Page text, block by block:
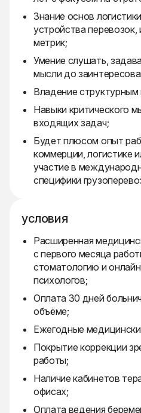
Знание основ
устройства
метрик;
Умение слушать,
мысли до
Владение
Навыки критического
входящих задач;
Будет плюсом опыт
коммерции, логистике
участие в
специфики
условия
Расширенная
с первого месяца
стоматологию и
психологов;
Оплата 30 дней
объёме;
Ежегодные
Покрытие коррекции
работы;
Наличие кабинетов
офисах;
Оплата ведения